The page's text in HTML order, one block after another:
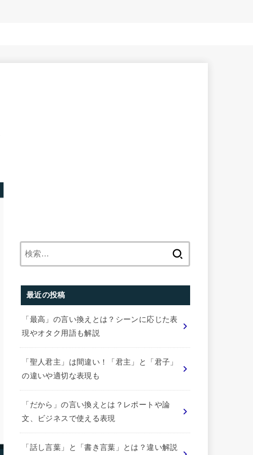
最近の投稿
「最高」の言い換えとは？シーンに応じた表
現やオタク用語も解説
「聖人君主」は間違い！「君主」と「君子」
の違いや適切な表現も
「だから」の言い換えとは？レポートや論
文、ビジネスで使える表現
「話し言葉」と「書き言葉」とは？違い解説